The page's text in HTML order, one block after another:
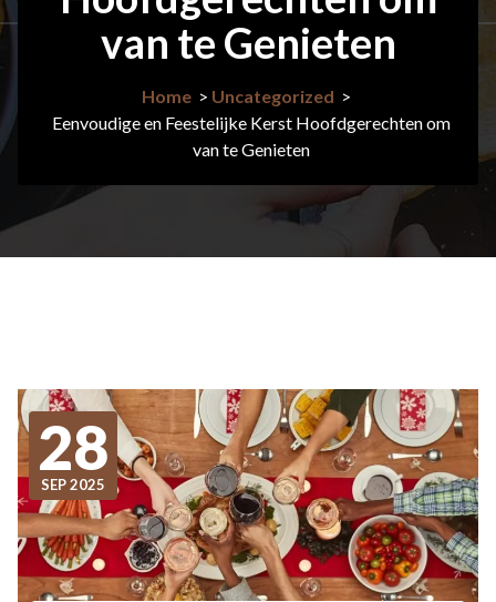
van te Genieten
Home > Uncategorized >
Eenvoudige en Feestelijke Kerst Hoofdgerechten om
van te Genieten
28
SEP 2025